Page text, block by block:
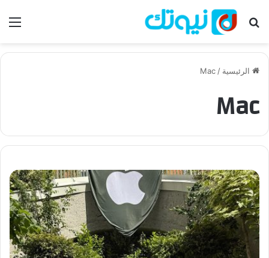
بحث عن
الرئيسية /
Mac
Mac